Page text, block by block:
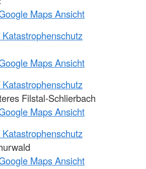
Maps Ansicht
Maps Ansicht
Filstal-Schlierbach
Maps Ansicht
Maps Ansicht